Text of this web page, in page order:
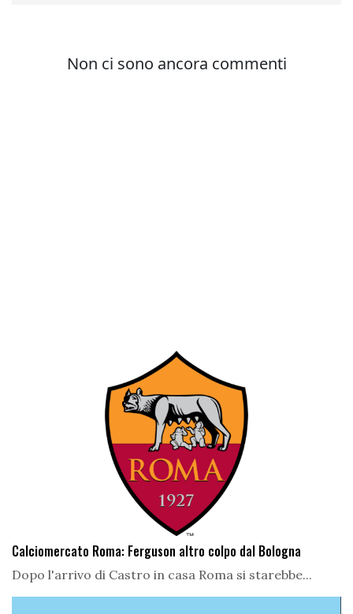
Calciomercato Roma: Ferguson altro colpo dal Bologna
Dopo l'arrivo di Castro in casa Roma si starebbe...